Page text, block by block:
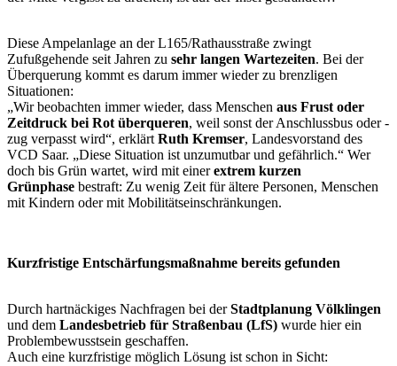
Diese Ampelanlage an der L165/Rathausstraße zwingt
Zufußgehende seit Jahren zu sehr langen Wartezeiten. Bei der
Überquerung kommt es darum immer wieder zu brenzligen
Situationen:
„Wir beobachten immer wieder, dass Menschen aus Frust oder
Zeitdruck bei Rot überqueren, weil sonst der Anschlussbus oder -
zug verpasst wird“, erklärtRuth Kremser, Landesvorstand des
VCD Saar. „Diese Situation ist unzumutbar und gefährlich.“ Wer
doch bis Grün wartet, wird mit einerextrem kurzen
Grünphase bestraft: Zu wenig Zeit für ältere Personen, Menschen
mit Kindern oder mit Mobilitätseinschränkungen.
Kurzfristige Entschärfungsmaßnahme bereits gefunden
Durch hartnäckiges Nachfragen bei derStadtplanung Völklingen
und dem Landesbetrieb für Straßenbau (LfS) wurde hier ein
Problembewusstsein geschaffen.
Auch eine kurzfristige möglich Lösung ist schon in Sicht: